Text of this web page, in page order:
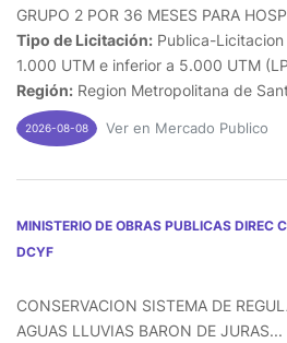
GRUPO 2 POR 36 MESES PARA
Tipo de Licitación: Publica-
1.000 UTM e inferior a 5.000 UTM
Región: Region Metropolitana de
2026-08-08 Ver en Mercado Publico
MINISTERIO DE OBRAS PUBLICAS DIREC
DCYF
CONSERVACION SISTEMA DE
AGUAS LLUVIAS BARON DE JURAS...